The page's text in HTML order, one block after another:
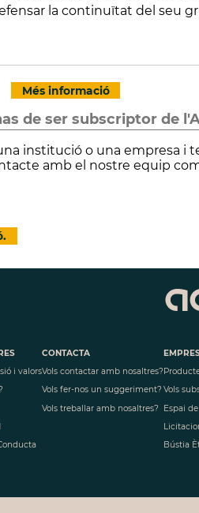
la continuïtat del seu
Més informació
de ser subscriptor de
institució o una empresa i
amb el nostre equip
i valors
CONTACTA
Vols contactar amb nosaltres?
Vols fer-nos un suggeriment?
Vols treballar amb nosaltres?
Vols
Espai
Bústia